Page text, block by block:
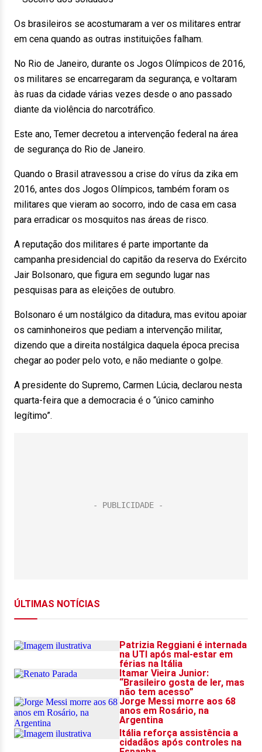
Os brasileiros se acostumaram a ver os militares entrar
em cena quando as outras instituições falham.
No Rio de Janeiro, durante os Jogos Olímpicos de 2016,
os militares se encarregaram da segurança, e voltaram
às ruas da cidade várias vezes desde o ano passado
diante da violência do narcotráfico.
Este ano, Temer decretou a intervenção federal na área
de segurança do Rio de Janeiro.
Quando o Brasil atravessou a crise do vírus da zika em
2016, antes dos Jogos Olímpicos, também foram os
militares que vieram ao socorro, indo de casa em casa
para erradicar os mosquitos nas áreas de risco.
A reputação dos militares é parte importante da
campanha presidencial do capitão da reserva do Exército
Jair Bolsonaro, que figura em segundo lugar nas
pesquisas para as eleições de outubro.
Bolsonaro é um nostálgico da ditadura, mas evitou apoiar
os caminhoneiros que pediam a intervenção militar,
dizendo que a direita nostálgica daquela época precisa
chegar ao poder pelo voto, e não mediante o golpe.
A presidente do Supremo, Carmen Lúcia, declarou nesta
quarta-feira que a democracia é o “único caminho
legítimo”.